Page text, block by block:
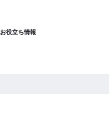
お役立ち情報